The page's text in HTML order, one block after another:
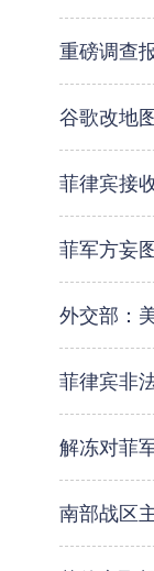
重磅调查
谷歌改地
菲律宾接
菲军方妄
外交部：
菲律宾非
解冻对菲
南部战区